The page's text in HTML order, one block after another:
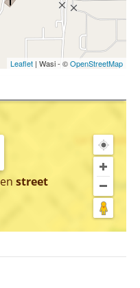
Leaflet | Wasi - ©OpenStreetMap
en street